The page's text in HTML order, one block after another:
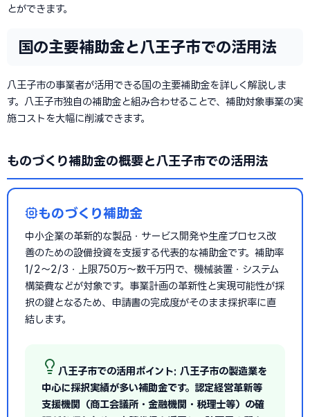
とができます。
国の主要補助金と八王子市での活用法
八王子市の事業者が活用できる国の主要補助金を詳しく解説しま
す。八王子市独自の補助金と組み合わせることで、補助対象事業の実
施コストを大幅に削減できます。
ものづくり補助金の概要と八王子市での活用法
ものづくり補助金
中小企業の革新的な製品・サービス開発や生産プロセス改
善のための設備投資を支援する代表的な補助金です。補助率
1/2〜2/3・上限750万〜数千万円で、機械装置・システム
構築費などが対象です。事業計画の革新性と実現可能性が採
択の鍵となるため、申請書の完成度がそのまま採択率に直
結します。
八王子市での活用ポイント: 八王子市の製造業を
中心に採択実績が多い補助金です。認定経営革新等
支援機関（商工会議所・金融機関・税理士等）の確